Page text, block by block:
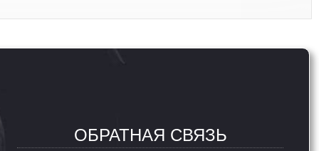
ОБРАТНАЯ СВЯЗЬ